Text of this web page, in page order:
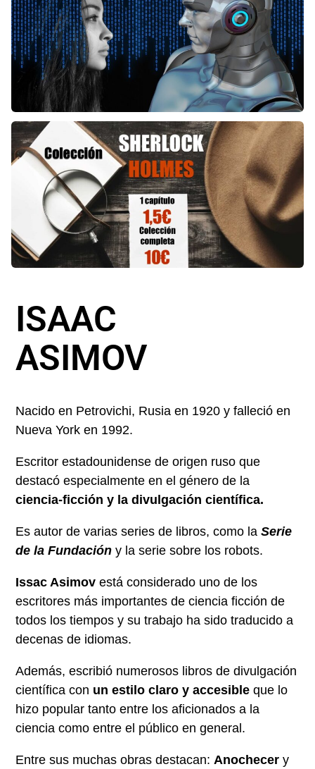
ISAAC
ASIMOV
Nacido en Petrovichi, Rusia en 1920 y falleció en
Nueva York en 1992.
Escritor estadounidense de origen ruso que
destacó especialmente en el género de la
ciencia-ficción y la divulgación científica.
Es autor de varias series de libros, como laSerie
de la Fundación y la serie sobre los robots.
Issac Asimov está considerado uno de los
escritores más importantes de ciencia ficción de
todos los tiempos y su trabajo ha sido traducido a
decenas de idiomas.
Además, escribió numerosos libros de divulgación
científica con un estilo claro y accesible que lo
hizo popular tanto entre los aficionados a la
ciencia como entre el público en general.
Entre sus muchas obras destacan:Anochecery